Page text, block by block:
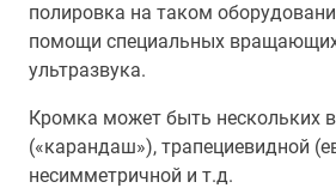
полировка на таком
помощи специальных
ультразвука.
Кромка может быть нескольких
(«карандаш»), трапециевидной
несимметричной и т.д.